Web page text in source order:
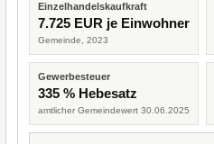
Einzelhandelskaufkraft
7.725 EUR je Einwohner
Gemeinde, 2023
Gewerbesteuer
335 % Hebesatz
amtlicher Gemeindewert 30.06.2025